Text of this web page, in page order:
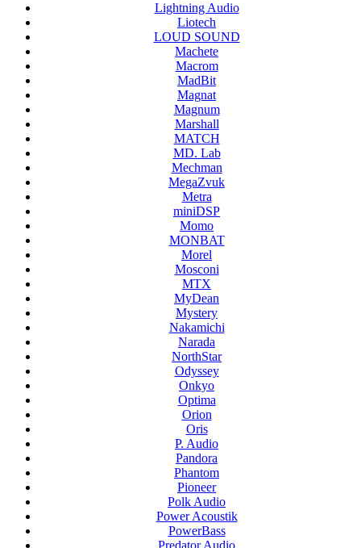
Lightning Audio
Liotech
LOUD SOUND
Machete
Macrom
MadBit
Magnat
Magnum
Marshall
MATCH
MD. Lab
Mechman
MegaZvuk
Metra
miniDSP
Momo
MONBAT
Morel
Mosconi
MTX
MyDean
Mystery
Nakamichi
Narada
NorthStar
Odyssey
Onkyo
Optima
Orion
Oris
P. Audio
Pandora
Phantom
Pioneer
Polk Audio
Power Acoustik
PowerBass